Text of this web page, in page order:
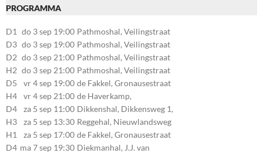
PROGRAMMA
D1 do 3 sep 19:00 Pathmoshal, Veilingstraat
20, 7545LZ Enschede
D3 do 3 sep 19:00 Pathmoshal, Veilingstraat
20, 7545LZ Enschede
D2 do 3 sep 21:00 Pathmoshal, Veilingstraat
20, 7545LZ Enschede
H2 do 3 sep 21:00 Pathmoshal, Veilingstraat
20, 7545LZ Enschede
D5 vr 4 sep 19:00 de Fakkel, Gronausestraat
107, 7581CE Losser
H4 vr 4 sep 21:00 de Haverkamp,
Stationsstraat 30, 7475AM
Markelo
D4 za 5 sep 11:00 Dikkenshal, Dikkensweg 1,
7641CC Wierden
H3 za 5 sep 13:30 Reggehal, Nieuwlandsweg
1, 7461VP Rijssen
H1 za 5 sep 17:00 de Fakkel, Gronausestraat
107, 7581CE Losser
D4 ma 7 sep 19:30 Diekmanhal, J.J. van